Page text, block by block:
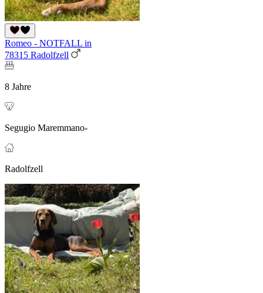
Romeo - NOTFALL in
78315 Radolfzell
8 Jahre
Segugio Maremmano-
Radolfzell